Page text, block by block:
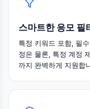
스마트한 응모 필
특정 키워드 포함, 필
정은 물론, 특정 계정
까지 완벽하게 지원합